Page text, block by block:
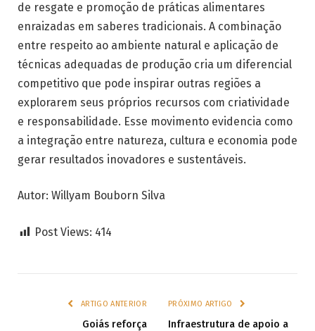
de resgate e promoção de práticas alimentares
enraizadas em saberes tradicionais. A combinação
entre respeito ao ambiente natural e aplicação de
técnicas adequadas de produção cria um diferencial
competitivo que pode inspirar outras regiões a
explorarem seus próprios recursos com criatividade
e responsabilidade. Esse movimento evidencia como
a integração entre natureza, cultura e economia pode
gerar resultados inovadores e sustentáveis.
Autor: Willyam Bouborn Silva
Post Views: 414
ARTIGO ANTERIOR
Goiás reforça
PRÓXIMO ARTIGO
Infraestrutura de apoio a